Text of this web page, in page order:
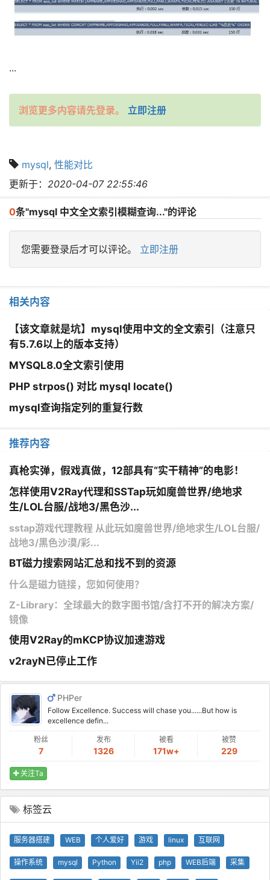
...
浏览更多内容请先登录。 立即注册
mysql, 性能对比
更新于： 2020-04-07 22:55:46
0条"mysql 中文全文索引模糊查询..."的评论
您需要登录后才可以评论。 立即注册
相关内容
【该文章就是坑】mysql使用中文的全文索引（注意只
有5.7.6以上的版本支持）
MYSQL8.0全文索引使用​
PHP strpos() 对比 mysql locate()
mysql查询指定列的重复行数
推荐内容
真枪实弹，假戏真做，12部具有“实干精神”的电影！
怎样使用V2Ray代理和SSTap玩如魔兽世界/绝地求
生/LOL台服/战地3/黑色沙...
sstap游戏代理教程 从此玩如魔兽世界/绝地求生/LOL台服/
战地3/黑色沙漠/彩...
BT磁力搜索网站汇总和找不到的资源
什么是磁力链接，您如何使用？
Z-Library：全球最大的数字图书馆/含打不开的解决方案/
镜像
使用V2Ray的mKCP协议加速游戏
v2rayN已停止工作
PHPer
Follow Excellence. Success will chase you......But how is
excellence defin...
粉丝
7
发布
1326
被看
171w+
被赞
229
关注Ta
标签云
服务器搭建 WEB 个人爱好 游戏 linux 互联网
操作系统 mysql Python Yii2 php WEB后端 采集